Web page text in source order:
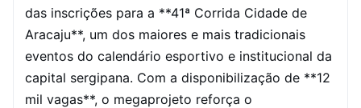
das inscrições para a **41ª Corrida Cidade de
Aracaju**, um dos maiores e mais tradicionais
eventos do calendário esportivo e institucional da
capital sergipana. Com a disponibilização de **12
mil vagas**, o megaprojeto reforça o